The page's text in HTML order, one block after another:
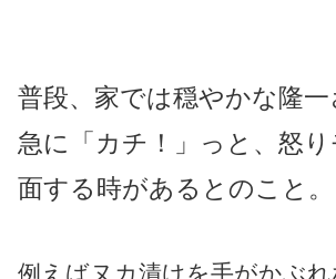
普段、家では穏やかな隆一
急に「カチ！」っと、怒
面する時があるとのこと。
例えばヌカ漬けを手がかぶ